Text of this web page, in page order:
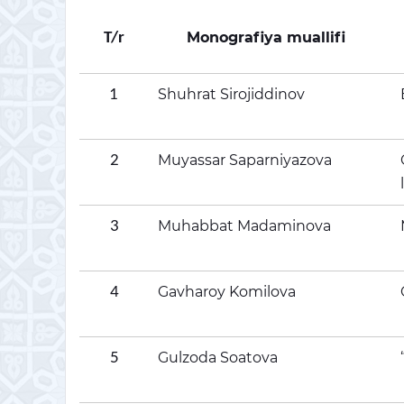
T/r Monografiya muallifi
1 Shuhrat Sirojiddinov
2 Muyassar Saparniyazova
3 Muhabbat Madaminova
4 Gavharoy Komilova
5 Gulzoda Soatova